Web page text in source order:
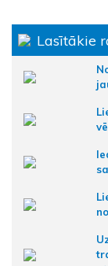
Lasītākie